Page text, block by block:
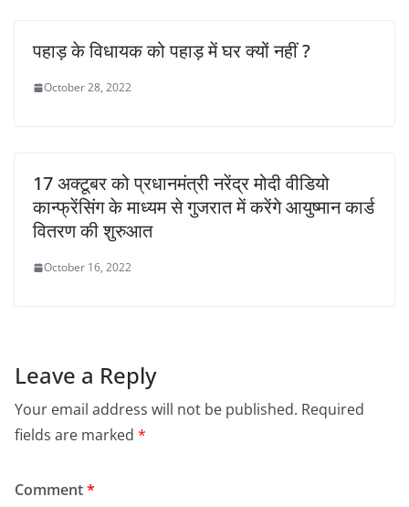
पहाड़ के विधायक को पहाड़ में घर क्यों नहीं ?
October 28, 2022
17 अक्टूबर को प्रधानमंत्री नरेंद्र मोदी वीडियो
कान्फ्रेंसिंग के माध्यम से गुजरात में करेंगे आयुष्मान कार्ड
वितरण की शुरुआत
October 16, 2022
Leave a Reply
Your email address will not be published. Required
fields are marked *
Comment*